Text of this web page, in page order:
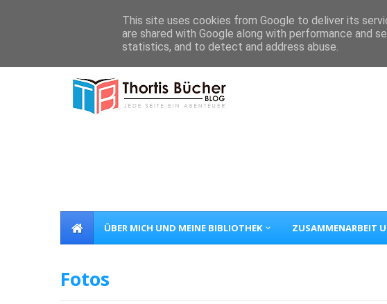
ÜBER MICH UND MEINE BIBLIOTHEK ZUSAMMENARBEIT
Fotos
This site uses cookies from Google to deliver its
are shared with Google along with performance and
statistics, and to detect and address abuse.